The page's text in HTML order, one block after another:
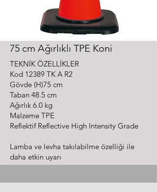
75 cm Ağırlıklı TPE Koni
TEKNİK ÖZELLİKLER
Kod 12389 TK A R2
Gövde (H)75 cm
Taban 48.5 cm
Ağırlık 6.0 kg
Malzeme TPE
Reflektif Reflective High Intensity Grade
Lamba ve levha takılabilme özelliği ile
daha etkin uyarı